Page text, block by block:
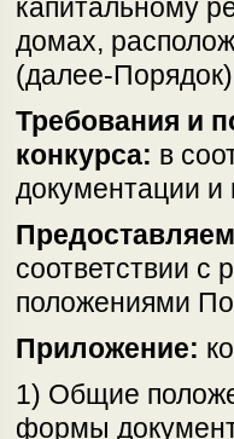
капитальному
домах,
(далее-
Требования и
конкурса: в
документации
соответствии с
положениями
Приложение:
1) Общие
формы